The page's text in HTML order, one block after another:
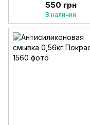
26340 500мл.
550 грн
В наличии